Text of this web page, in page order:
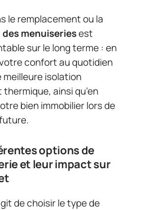
le remplacement ou la
menuiseriesest
sur le long terme : en
confort au quotidien
meilleure isolation
ainsi qu’en
bien immobilier lors de
options de
et leur impact sur
de choisir le type de